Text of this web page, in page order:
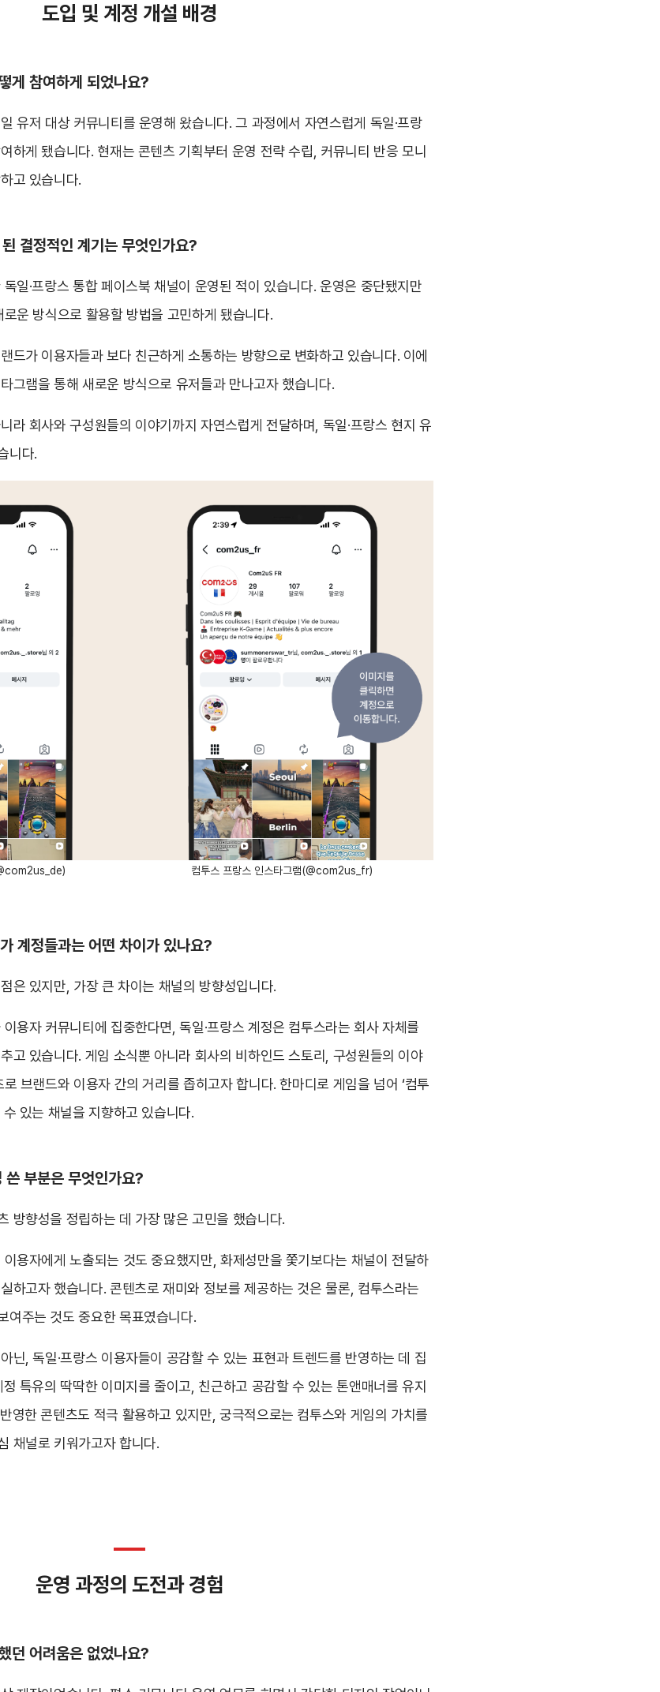
도입 및 계정 개설 배경
게 참여하게 되었나요?
유저 대상 커뮤니티를 운영해 왔습니다. 그 과정에서 자연스럽게 독일·프랑
하게 됐습니다. 현재는 콘텐츠 기획부터 운영 전략 수립, 커뮤니티 반응 모니
고 있습니다.
결정적인 계기는 무엇인가요?
일·프랑스 통합 페이스북 채널이 운영된 적이 있습니다. 운영은 중단됐지만
운 방식으로 활용할 방법을 고민하게 됐습니다.
드가 이용자들과 보다 친근하게 소통하는 방향으로 변화하고 있습니다. 이에
그램을 통해 새로운 방식으로 유저들과 만나고자 했습니다.
라 회사와 구성원들의 이야기까지 자연스럽게 전달하며, 독일·프랑스 현지 유
니다.
컴투스 프랑스 인스타그램(@com2us_fr)
계정들과는 어떤 차이가 있나요?
은 있지만, 가장 큰 차이는 채널의 방향성입니다.
용자 커뮤니티에 집중한다면, 독일·프랑스 계정은 컴투스라는 회사 자체를
고 있습니다. 게임 소식뿐 아니라 회사의 비하인드 스토리, 구성원들의 이야
브랜드와 이용자 간의 거리를 좁히고자 합니다. 한마디로 게임을 넘어 ‘컴투
있는 채널을 지향하고 있습니다.
부분은 무엇인가요?
방향성을 정립하는 데 가장 많은 고민을 했습니다.
용자에게 노출되는 것도 중요했지만, 화제성만을 쫓기보다는 채널이 전달하
하고자 했습니다. 콘텐츠로 재미와 정보를 제공하는 것은 물론, 컴투스라는
여주는 것도 중요한 목표였습니다.
닌, 독일·프랑스 이용자들이 공감할 수 있는 표현과 트렌드를 반영하는 데 집
특유의 딱딱한 이미지를 줄이고, 친근하고 공감할 수 있는 톤앤매너를 유지
영한 콘텐츠도 적극 활용하고 있지만, 궁극적으로는 컴투스와 게임의 가치를
채널로 키워가고자 합니다.
운영 과정의 도전과 경험
던 어려움은 없었나요?